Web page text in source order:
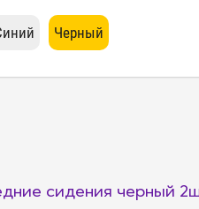
сидения черный